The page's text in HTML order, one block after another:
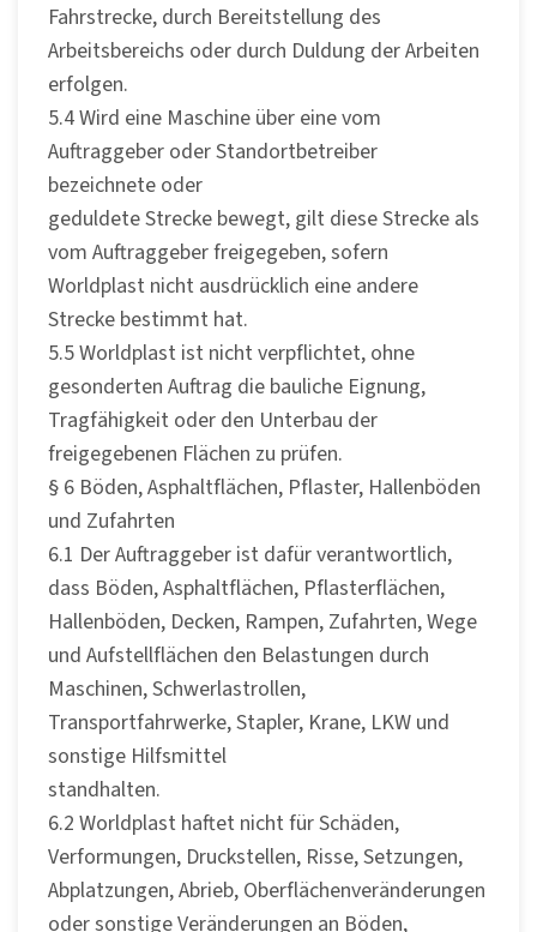
Fahrstrecke, durch Bereitstellung des
Arbeitsbereichs oder durch Duldung der Arbeiten
erfolgen.
5.4 Wird eine Maschine über eine vom
Auftraggeber oder Standortbetreiber
bezeichnete oder
geduldete Strecke bewegt, gilt diese Strecke als
vom Auftraggeber freigegeben, sofern
Worldplast nicht ausdrücklich eine andere
Strecke bestimmt hat.
5.5 Worldplast ist nicht verpflichtet, ohne
gesonderten Auftrag die bauliche Eignung,
Tragfähigkeit oder den Unterbau der
freigegebenen Flächen zu prüfen.
§ 6 Böden, Asphaltflächen, Pflaster, Hallenböden
und Zufahrten
6.1 Der Auftraggeber ist dafür verantwortlich,
dass Böden, Asphaltflächen, Pflasterflächen,
Hallenböden, Decken, Rampen, Zufahrten, Wege
und Aufstellflächen den Belastungen durch
Maschinen, Schwerlastrollen,
Transportfahrwerke, Stapler, Krane, LKW und
sonstige Hilfsmittel
standhalten.
6.2 Worldplast haftet nicht für Schäden,
Verformungen, Druckstellen, Risse, Setzungen,
Abplatzungen, Abrieb, Oberflächenveränderungen
oder sonstige Veränderungen an Böden,